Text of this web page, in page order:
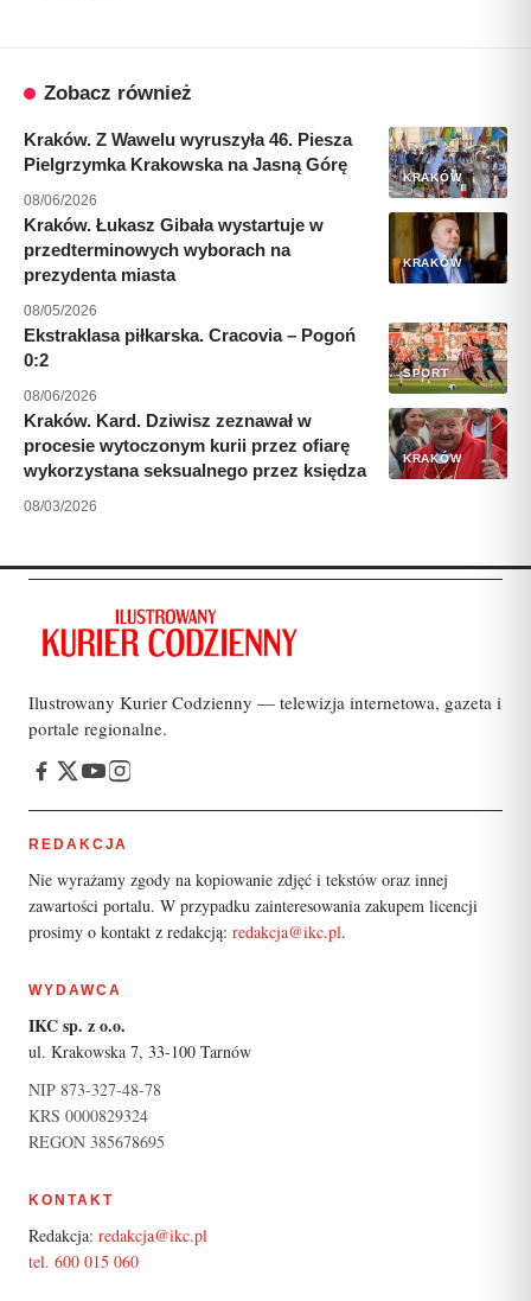
Zobacz również
KRAKÓW
Kraków. Z Wawelu wyruszyła 46. Piesza
Pielgrzymka Krakowska na Jasną Górę
08/06/2026
KRAKÓW
Kraków. Łukasz Gibała wystartuje w
przedterminowych wyborach na
prezydenta miasta
08/05/2026
SPORT
Ekstraklasa piłkarska. Cracovia – Pogoń
0:2
08/06/2026
KRAKÓW
Kraków. Kard. Dziwisz zeznawał w
procesie wytoczonym kurii przez ofiarę
wykorzystana seksualnego przez księdza
08/03/2026
Ilustrowany Kurier Codzienny — telewizja internetowa, gazeta i
portale regionalne.
REDAKCJA
Nie wyrażamy zgody na kopiowanie zdjęć i tekstów oraz innej
zawartości portalu. W przypadku zainteresowania zakupem licencji
prosimy o kontakt z redakcją: redakcja@ikc.pl.
WYDAWCA
IKC sp. z o.o.
ul. Krakowska 7, 33-100 Tarnów
NIP 873-327-48-78
KRS 0000829324
REGON 385678695
KONTAKT
Redakcja: redakcja@ikc.pl
tel. 600 015 060